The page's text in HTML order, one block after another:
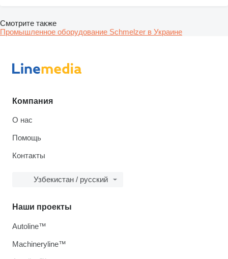
Смотрите также
Промышленное оборудование Schmelzer в Украине
Компания
О нас
Помощь
Контакты
Узбекистан / русский
Наши проекты
Autoline™
Machineryline™